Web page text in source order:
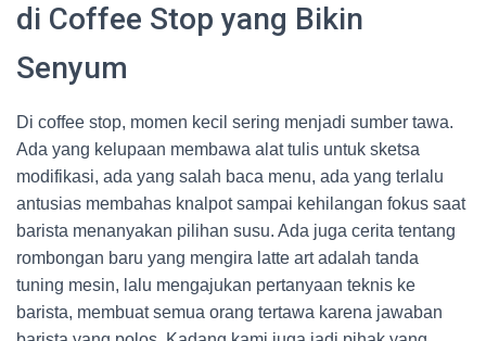
di Coffee Stop yang Bikin
Senyum
Di coffee stop, momen kecil sering menjadi sumber tawa.
Ada yang kelupaan membawa alat tulis untuk sketsa
modifikasi, ada yang salah baca menu, ada yang terlalu
antusias membahas knalpot sampai kehilangan fokus saat
barista menanyakan pilihan susu. Ada juga cerita tentang
rombongan baru yang mengira latte art adalah tanda
tuning mesin, lalu mengajukan pertanyaan teknis ke
barista, membuat semua orang tertawa karena jawaban